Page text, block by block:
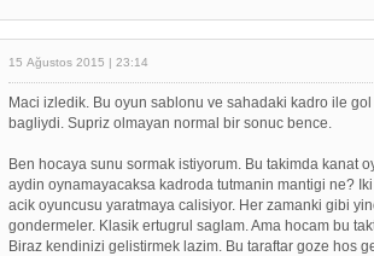
15 Ağustos 2015 | 23:14
Maci izledik. Bu oyun sablonu ve sahadaki kadro ile
bagliydi. Supriz olmayan normal bir sonuc bence.
Ben hocaya sunu sormak istiyorum. Bu takimda kanat
aydin oynamayacaksa kadroda tutmanin mantigi ne?
acik oyuncusu yaratmaya calisiyor. Her zamanki gibi
gondermeler. Klasik ertugrul saglam. Ama hocam bu
Biraz kendinizi gelistirmek lazim. Bu taraftar goze hos